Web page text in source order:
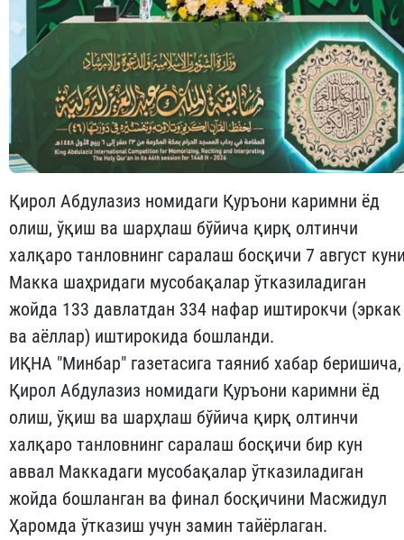
Қирол Абдулазиз номидаги Қуръони каримни ёд
олиш, ўқиш ва шарҳлаш бўйича қирқ олтинчи
халқаро танловнинг саралаш босқичи 7 август
Макка шаҳридаги мусобақалар ўтказиладиган
жойда 133 давлатдан 334 нафар иштирокчи (эркак
ва аёллар) иштирокида бошланди.
ИҚНА "Минбар" газетасига таяниб хабар беришича,
Қирол Абдулазиз номидаги Қуръони каримни ёд
олиш, ўқиш ва шарҳлаш бўйича қирқ олтинчи
халқаро танловнинг саралаш босқичи бир кун
аввал Маккадаги мусобақалар ўтказиладиган
жойда бошланган ва финал босқичини Масжидул
Ҳаромда ўтказиш учун замин тайёрлаган.